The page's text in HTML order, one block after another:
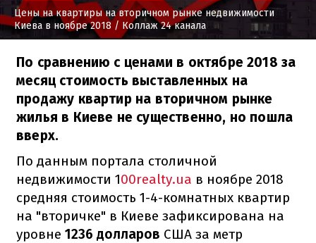
Цены на квартиры на вторичном рынке недвижимости
Киева в ноябре 2018 / Коллаж 24 канала
По сравнению с ценами в октябре 2018 за
месяц стоимость выставленных на
продажу квартир на вторичном рынке
жилья в Киеве не существенно, но пошла
вверх.
По данным портала столичной
недвижимости 100realty.ua в ноябре 2018
средняя стоимость 1-4-комнатных квартир
на "вторичке" в Киеве зафиксирована на
уровне 1236 долларов США за метр